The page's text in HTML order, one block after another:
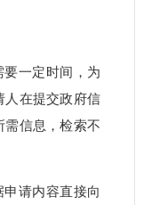
一定时间，为
人在提交政府信
需信息，检索不
请内容直接向